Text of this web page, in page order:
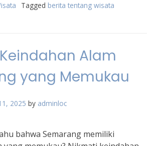
Tagged berita tentang wisata
Alam
yang Memukau
2025 by adminloc
bahwa Semarang memiliki